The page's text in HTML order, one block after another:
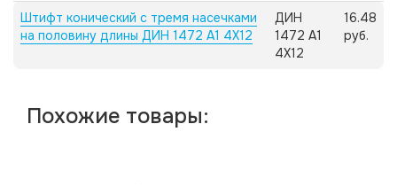
Штифт конический с тремя насечками
на половину длины ДИН 1472 А1 4X12
ДИН
1472 А1
4X12
16.48
руб.
Похожие товары: